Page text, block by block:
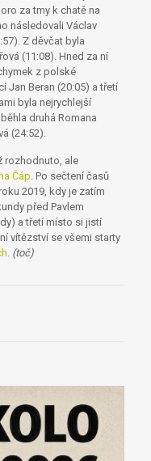
za tmy k chatě na
následovali Václav
Z děvčat byla
(11:08). Hned za ní
z polské
Jan Beran (20:05) a třetí
byla nejrychlejší
druhá Romana
(24:52).
rozhodnuto, ale
Čáp . Po sečtení časů
2019, kdy je zatím
před Pavlem
a třetí místo si jistí
vítězství se všemi starty
(toč)